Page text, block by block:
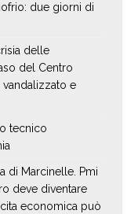
due giorni di
delle
del Centro
e
tecnico
di Marcinelle. Pmi
deve diventare
economica può